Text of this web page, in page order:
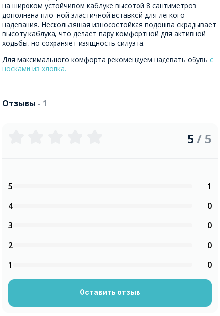
на широком устойчивом каблуке высотой 8 сантиметров
дополнена плотной эластичной вставкой для легкого
надевания. Нескользящая износостойкая подошва скрадывает
высоту каблука, что делает пару комфортной для активной
ходьбы, но сохраняет изящность силуэта.
Для максимального комфорта рекомендуем надевать обувь с
носками из хлопка.
Отзывы - 1
5 / 5
5
1
4
0
3
0
2
0
1
0
Оставить отзыв